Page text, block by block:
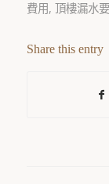
費用, 頂樓漏水
Share this entry